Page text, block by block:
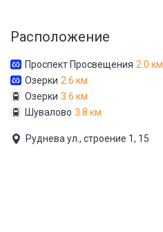
Расположение
Проспект Просвещения 2.0 км
Озерки 2.6 км
Озерки 3.6 км
Шувалово 3.8 км
Руднева ул., строение 1, 15